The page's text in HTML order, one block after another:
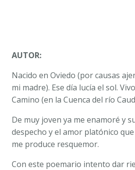
AUTOR:
Nacido en Oviedo (por causas
mi madre). Ese día lucía el sol.
Camino (en la Cuenca del río
De muy joven ya me enamoré y
despecho y el amor platónico
me produce resquemor.
Con este poemario intento dar